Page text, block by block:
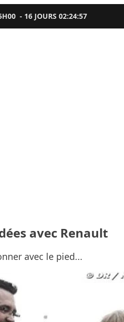
- 16 JOURS02:24:56
avec Renault
avec le pied...